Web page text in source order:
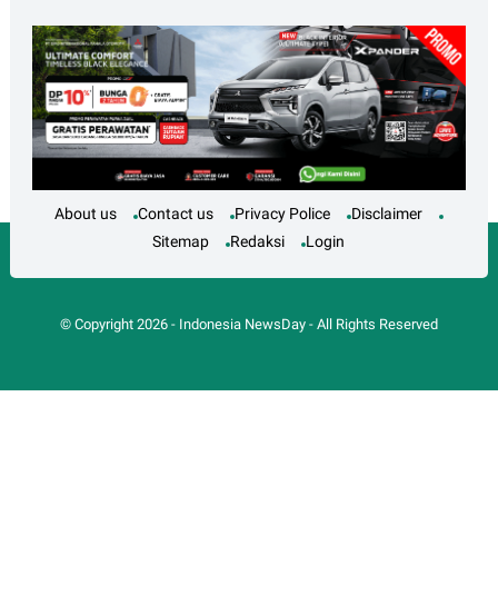
About us Contact us Privacy Police
Disclaimer
Sitemap
Redaksi Login
© Copyright 2026- Indonesia NewsDay- All Rights Reserved